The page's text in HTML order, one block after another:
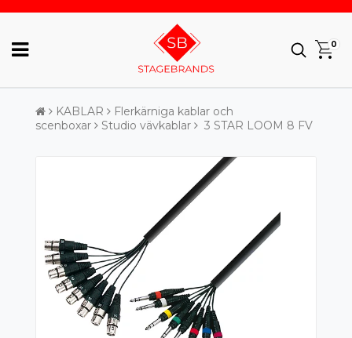
0
KABLAR
Flerkärniga kablar och
scenboxar
Studio vävkablar 3 STAR LOOM 8 FV